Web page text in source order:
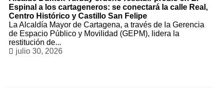
Espinal a los cartageneros: se conectará la calle Real,
Centro Histórico y Castillo San Felipe
La Alcaldía Mayor de Cartagena, a través de la Gerencia
de Espacio Público y Movilidad (GEPM), lidera la
restitución de...
julio 30, 2026